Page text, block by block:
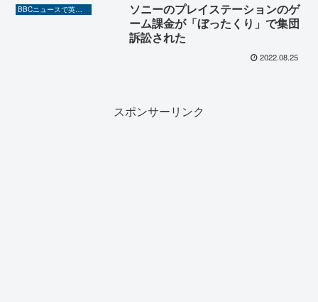
BBCニュースで英語を勉強しよう（TOEIC対策に！）
ソニーのプレイステーションのゲ
ーム課金が「ぼったくり」で集団
訴訟された
2022.08.25
スポンサーリンク